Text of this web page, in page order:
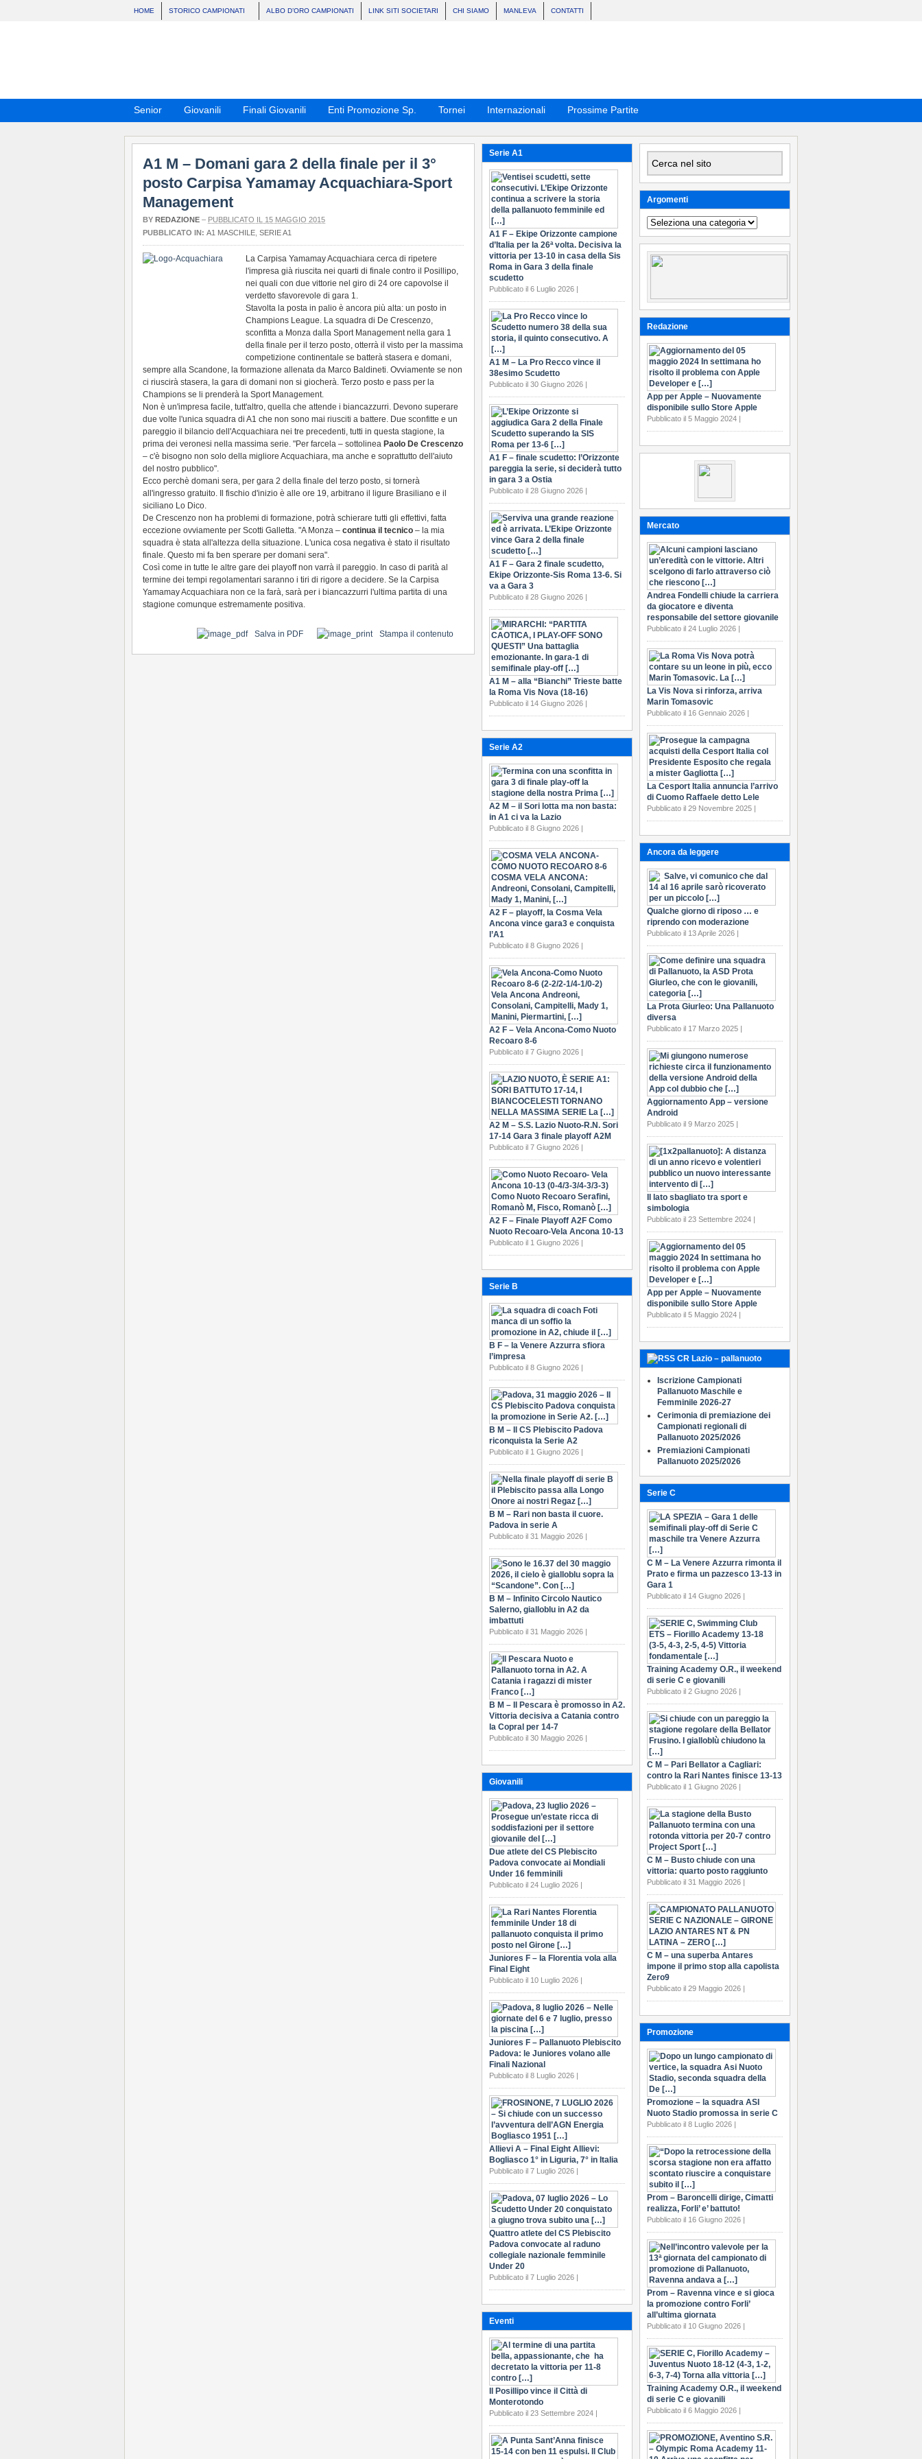
HOME STORICO CAMPIONATI ALBO D’ORO CAMPIONATI LINK SITI SOCIETARI CHI SIAMO MANLEVA CONTATTI
Senior Giovanili Finali Giovanili Enti Promozione Sp. Tornei Internazionali Prossime Partite
A1 M – Domani gara 2 della finale per il 3°
posto Carpisa Yamamay Acquachiara-Sport
Management
BY REDAZIONE – PUBBLICATO IL 15 MAGGIO 2015
PUBBLICATO IN: A1 MASCHILE SERIE A1
La Carpisa Yamamay Acquachiara cerca di ripetere
l'impresa già riuscita nei quarti di finale contro il Posillipo,
nei quali con due vittorie nel giro di 24 ore capovolse il
verdetto sfavorevole di gara 1.
Stavolta la posta in palio è ancora più alta: un posto in
Champions League. La squadra di De Crescenzo,
sconfitta a Monza dalla Sport Management nella gara 1
della finale per il terzo posto, otterrà il visto per la massima
competizione continentale se batterà stasera e domani,
sempre alla Scandone, la formazione allenata da Marco Baldineti. Ovviamente se non
ci riuscirà stasera, la gara di domani non si giocherà. Terzo posto e pass per la
Champions se li prenderà la Sport Management.
Non è un'impresa facile, tutt'altro, quella che attende i biancazzurri. Devono superare
due volte l'unica squadra di A1 che non sono mai riusciti a battere. Due sconfitte e un
pareggio il bilancio dell'Acquachiara nei tre precedenti, tutti in questa stagione, la
prima dei veronesi nella massima serie. "Per farcela – sottolinea Paolo De Crescenzo
– c'è bisogno non solo della migliore Acquachiara, ma anche e soprattutto dell'aiuto
del nostro pubblico".
Ecco perchè domani sera, per gara 2 della finale del terzo posto, si tornerà
all'ingresso gratuito. Il fischio d'inizio è alle ore 19, arbitrano il ligure Brasiliano e il
siciliano Lo Dico.
De Crescenzo non ha problemi di formazione, potrà schierare tutti gli effettivi, fatta
eccezione ovviamente per Scotti Galletta. "A Monza – continua il tecnico – la mia
squadra è stata all'altezza della situazione. L'unica cosa negativa è stato il risultato
finale. Questo mi fa ben sperare per domani sera".
Così come in tutte le altre gare dei playoff non varrà il pareggio. In caso di parità al
termine dei tempi regolamentari saranno i tiri di rigore a decidere. Se la Carpisa
Yamamay Acquachiara non ce la farà, sarà per i biancazzurri l'ultima partita di una
stagione comunque estremamente positiva.
Salva in PDF Stampa il contenuto
Argomenti
Argomenti
Redazione
App per Apple – Nuovamente
disponibile sullo Store Apple
Pubblicato il 5 Maggio 2024 |
Mercato
Andrea Fondelli chiude la carriera
da giocatore e diventa
responsabile del settore giovanile
Pubblicato il 24 Luglio 2026 |
La Vis Nova si rinforza, arriva
Marin Tomasovic
Pubblicato il 16 Gennaio 2026 |
La Cesport Italia annuncia l’arrivo
di Cuomo Raffaele detto Lele
Pubblicato il 29 Novembre 2025 |
Ancora da leggere
Qualche giorno di riposo … e
riprendo con moderazione
Pubblicato il 13 Aprile 2026 |
La Prota Giurleo: Una Pallanuoto
diversa
Pubblicato il 17 Marzo 2025 |
Aggiornamento App – versione
Android
Pubblicato il 9 Marzo 2025 |
Il lato sbagliato tra sport e
simbologia
Pubblicato il 23 Settembre 2024 |
App per Apple – Nuovamente
disponibile sullo Store Apple
Pubblicato il 5 Maggio 2024 |
CR Lazio – pallanuoto
Iscrizione Campionati
Pallanuoto Maschile e
Femminile 2026-27
Cerimonia di premiazione dei
Campionati regionali di
Pallanuoto 2025/2026
Premiazioni Campionati
Pallanuoto 2025/2026
Serie C
C M – La Venere Azzurra rimonta il
Prato e firma un pazzesco 13-13 in
Gara 1
Pubblicato il 14 Giugno 2026 |
Training Academy O.R., il weekend
di serie C e giovanili
Pubblicato il 2 Giugno 2026 |
C M – Pari Bellator a Cagliari:
contro la Rari Nantes finisce 13-13
Pubblicato il 1 Giugno 2026 |
C M – Busto chiude con una
vittoria: quarto posto raggiunto
Pubblicato il 31 Maggio 2026 |
C M – una superba Antares
impone il primo stop alla capolista
Zero9
Pubblicato il 29 Maggio 2026 |
Promozione
Promozione – la squadra ASI
Nuoto Stadio promossa in serie C
Pubblicato il 8 Luglio 2026 |
Prom – Baroncelli dirige, Cimatti
realizza, Forli’ e’ battuto!
Pubblicato il 16 Giugno 2026 |
Prom – Ravenna vince e si gioca
la promozione contro Forli’
all’ultima giornata
Pubblicato il 10 Giugno 2026 |
Training Academy O.R., il weekend
di serie C e giovanili
Pubblicato il 6 Maggio 2026 |
Serie A1
A1 F – Ekipe Orizzonte campione
d’Italia per la 26ª volta. Decisiva la
vittoria per 13-10 in casa della Sis
Roma in Gara 3 della finale
scudetto
Pubblicato il 6 Luglio 2026 |
A1 M – La Pro Recco vince il
38esimo Scudetto
Pubblicato il 30 Giugno 2026 |
A1 F – finale scudetto: l’Orizzonte
pareggia la serie, si deciderà tutto
in gara 3 a Ostia
Pubblicato il 28 Giugno 2026 |
A1 F – Gara 2 finale scudetto,
Ekipe Orizzonte-Sis Roma 13-6. Si
va a Gara 3
Pubblicato il 28 Giugno 2026 |
A1 M – alla “Bianchi” Trieste batte
la Roma Vis Nova (18-16)
Pubblicato il 14 Giugno 2026 |
Serie A2
A2 M – il Sori lotta ma non basta:
in A1 ci va la Lazio
Pubblicato il 8 Giugno 2026 |
A2 F – playoff, la Cosma Vela
Ancona vince gara3 e conquista
l’A1
Pubblicato il 8 Giugno 2026 |
A2 F – Vela Ancona-Como Nuoto
Recoaro 8-6
Pubblicato il 7 Giugno 2026 |
A2 M – S.S. Lazio Nuoto-R.N. Sori
17-14 Gara 3 finale playoff A2M
Pubblicato il 7 Giugno 2026 |
A2 F – Finale Playoff A2F Como
Nuoto Recoaro-Vela Ancona 10-13
Pubblicato il 1 Giugno 2026 |
Serie B
B F – la Venere Azzurra sfiora
l’impresa
Pubblicato il 8 Giugno 2026 |
B M – Il CS Plebiscito Padova
riconquista la Serie A2
Pubblicato il 1 Giugno 2026 |
B M – Rari non basta il cuore.
Padova in serie A
Pubblicato il 31 Maggio 2026 |
B M – Infinito Circolo Nautico
Salerno, gialloblu in A2 da
imbattuti
Pubblicato il 31 Maggio 2026 |
B M – Il Pescara è promosso in A2.
Vittoria decisiva a Catania contro
la Copral per 14-7
Pubblicato il 30 Maggio 2026 |
Giovanili
Due atlete del CS Plebiscito
Padova convocate ai Mondiali
Under 16 femminili
Pubblicato il 24 Luglio 2026 |
Juniores F – la Florentia vola alla
Final Eight
Pubblicato il 10 Luglio 2026 |
Juniores F – Pallanuoto Plebiscito
Padova: le Juniores volano alle
Finali Nazional
Pubblicato il 8 Luglio 2026 |
Allievi A – Final Eight Allievi:
Bogliasco 1° in Liguria, 7° in Italia
Pubblicato il 7 Luglio 2026 |
Quattro atlete del CS Plebiscito
Padova convocate al raduno
collegiale nazionale femminile
Under 20
Pubblicato il 7 Luglio 2026 |
Eventi
Il Posillipo vince il Città di
Monterotondo
Pubblicato il 23 Settembre 2024 |